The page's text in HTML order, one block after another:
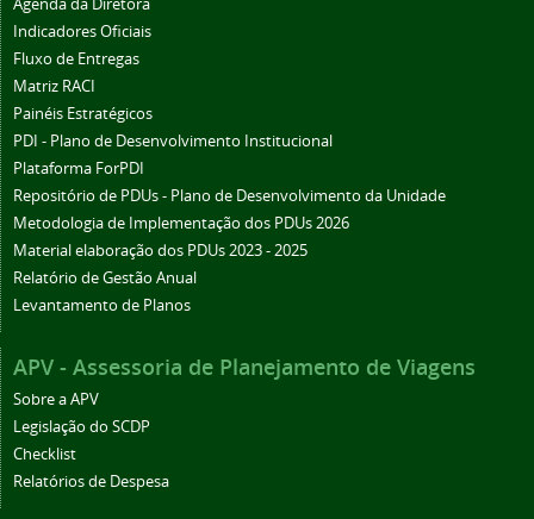
Agenda da Diretora
Indicadores Oficiais
Fluxo de Entregas
Matriz RACI
Painéis Estratégicos
PDI - Plano de Desenvolvimento Institucional
Plataforma ForPDI
Repositório de PDUs - Plano de Desenvolvimento da Unidade
Metodologia de Implementação dos PDUs 2026
Material elaboração dos PDUs 2023 - 2025
Relatório de Gestão Anual
Levantamento de Planos
APV - Assessoria de Planejamento de Viagens
Sobre a APV
Legislação do SCDP
Checklist
Relatórios de Despesa